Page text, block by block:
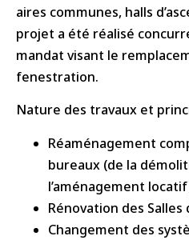
aires communes, halls
projet a été réalisé
mandat visant le
fenestration.
Nature des travaux et
Réaménagement
bureaux (de la
l’aménagement
Rénovation des
Changement des